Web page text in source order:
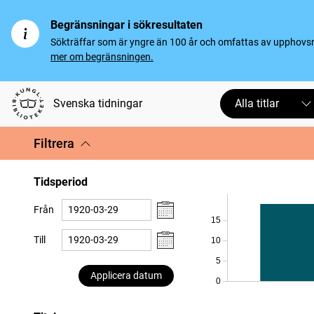
Begränsningar i sökresultaten
Sökträffar som är yngre än 100 år och omfattas av
mer om begränsningen.
Svenska tidningar Alla titlar
Filtrera
Tidsperiod
Från
Till
Applicera datum
0
5
10
15